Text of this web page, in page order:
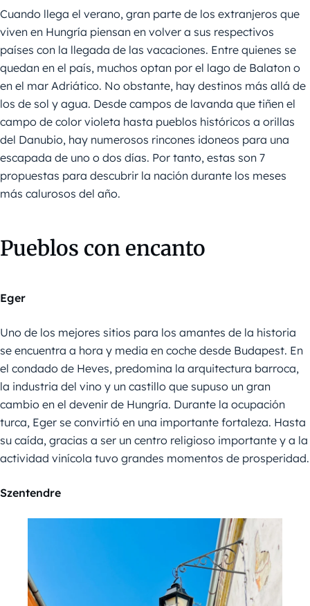
Cuando llega el verano, gran parte de los extranjeros que
viven en Hungría piensan en volver a sus respectivos
países con la llegada de las vacaciones. Entre quienes se
quedan en el país, muchos optan por el lago de Balaton o
en el mar Adriático. No obstante, hay destinos más allá de
los de sol y agua. Desde campos de lavanda que tiñen el
campo de color violeta hasta pueblos históricos a orillas
del Danubio, hay numerosos rincones idoneos para una
escapada de uno o dos días. Por tanto, estas son 7
propuestas para descubrir la nación durante los meses
más calurosos del año.
Pueblos con encanto
Eger
Uno de los mejores sitios para los amantes de la historia
se encuentra a hora y media en coche desde Budapest. En
el condado de Heves, predomina la arquitectura barroca,
la industria del vino y un castillo que supuso un gran
cambio en el devenir de Hungría. Durante la ocupación
turca, Eger se convirtió en una importante fortaleza. Hasta
su caída, gracias a ser un centro religioso importante y a la
actividad vinícola tuvo grandes momentos de prosperidad.
Szentendre